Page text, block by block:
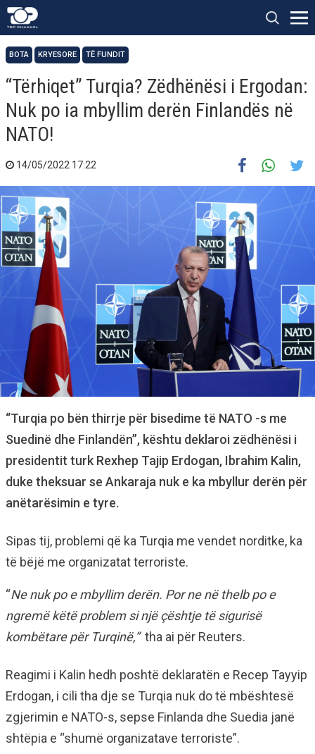
BOTA KRYESORE TË FUNDIT
“Tërhiqet” Turqia? Zëdhënësi i Ergodan:
Nuk po ia mbyllim derën Finlandës në
NATO!
14/05/2022 17:22
“Turqia po bën thirrje për bisedime të NATO -s me
Suedinë dhe Finlandën”, kështu deklaroi zëdhënësi i
presidentit turk Rexhep Tajip Erdogan, Ibrahim Kalin,
duke theksuar se Ankaraja nuk e ka mbyllur derën për
anëtarësimin e tyre.
Sipas tij, problemi që ka Turqia me vendet norditke, ka
të bëjë me organizatat terroriste.
“Ne nuk po e mbyllim derën. Por ne në thelb po e
ngremë këtë problem si një çështje të sigurisë
kombëtare për Turqinë,”tha ai për Reuters.
Reagimi i Kalin hedh poshtë deklaratën e Recep Tayyip
Erdogan, i cili tha dje se Turqia nuk do të mbështesë
zgjerimin e NATO-s, sepse Finlanda dhe Suedia janë
shtëpia e “shumë organizatave terroriste”.